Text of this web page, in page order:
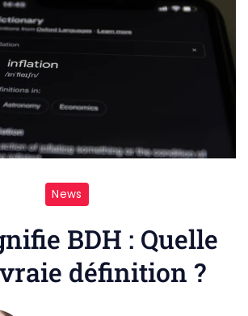
News
BDH : Quelle
définition ?